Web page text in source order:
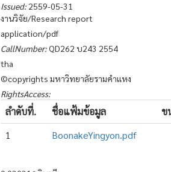
Issued: 2559-05-31
งานวิจัย/Research report
application/pdf
CallNumber:QD262 บ243 2554
tha
©copyrights มหาวิทยาลัยรามคำแหง
RightsAccess:
ลำดับที่. ชื่อแฟ้มข้อมูล ข
1
BoonakeYingyon.pdf